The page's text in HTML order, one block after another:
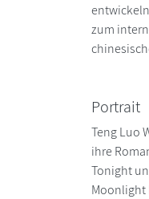
zum
Portrait
Teng Luo
ihre
Tonight
Moonlight